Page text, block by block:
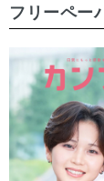
フリーペー